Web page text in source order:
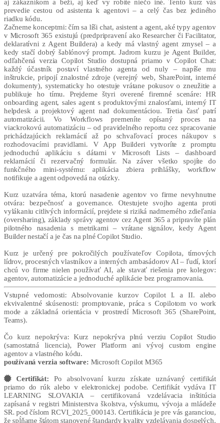
aj zákazníkom a beží, aj keď vy robíte niečo iné. Tento kurz vás
prevedie cestou od asistenta k agentovi – a celý čas bez jediného
riadku kódu.
Začneme konceptmi: čím sa líši chat, asistent a agent, aké typy agentov
v Microsoft 365 existujú (predpripravení ako Researcher či Facilitator,
deklaratívni z Agent Buildera) a kedy má vlastný agent zmysel – a
kedy stačí dobrý šablónový prompt. Jadrom kurzu je Agent Builder,
odľahčená verzia Copilot Studio dostupná priamo v Copilot Chat:
každý účastník postaví vlastného agenta od nuly – napíše mu
inštrukcie, pripojí znalostné zdroje (verejný web, SharePoint, interné
dokumenty), systematicky ho otestuje vrátane pokusov o zneužitie a
publikuje ho tímu. Prejdeme štyri overené firemné scenáre: HR
onboarding agent, sales agent s produktovými znalosťami, interný IT
helpdesk a projektový agent nad dokumentáciou. Tretia časť patrí
automatizácii. Vo Workflows premeníte opísaný proces na
viackrokovú automatizáciu – od pravidelného reportu cez spracovanie
prichádzajúcich reklamácií až po schvaľovací proces nákupov s
rozhodovacími pravidlami. V App Builderi vytvoríte z promptu
jednoduchú aplikáciu s dátami v Microsoft Lists – dashboard
reklamácií či rezervačný formulár. Na záver všetko spojíte do
funkčného mini-systému: aplikácia zbiera prihlášky, workflow
notifikuje a agent odpovedá na otázky.
Kurz uzatvára téma, ktorú nasadenie agentov vo firme nevyhnutne
otvára: bezpečnosť a governance. Otestujete svojho agenta proti
vylákaniu citlivých informácií, prejdete si riziká nadmerného zdieľania
(oversharing), základy správy agentov cez Agent 365 a pripravíte plán
pilotného nasadenia s metrikami – vrátane signálov, kedy Agent
Builder nestačí a je čas na plné Copilot Studio.
Kurz je určený pre pokročilých používateľov Copilota, tímových
lídrov, procesných vlastníkov a interných ambasádorov AI – ľudí, ktorí
chcú vo firme nielen používať AI, ale stavať riešenia pre kolegov:
agentov, automatizácie a jednoduché aplikácie bez programovania.
Vstupné vedomosti: Absolvovanie kurzov Copilot I. a II. alebo
ekvivalentné skúsenosti: promptovanie, práca s Copilotom vo work
mode a základná orientácia v prostredí Microsoft 365 (SharePoint,
Teams).
Čo kurz nepokrýva: Kurz nepokrýva plnú verziu Copilot Studio
(samostatná licencia), Power Platform ani vývoj custom engine
agentov a vlastného kódu.
používaná verzia software: Microsoft Copilot M365
Certifikát: Po absolvovaní kurzu získate uznávaný certifikát
priamo do rúk alebo v elektronickej podobe. Certifikát vydáva IT
LEARNING SLOVAKIA – certifikovaná vzdelávacia inštitúcia
zapísaná v registri Ministerstva školstva, výskumu, vývoja a mládeže
SR. pod číslom RCVI_2025_000143. Certifikácia je pre vás garanciou,
že spĺňame štátom stanovené štandardy kvality vzdelávania dospelých.